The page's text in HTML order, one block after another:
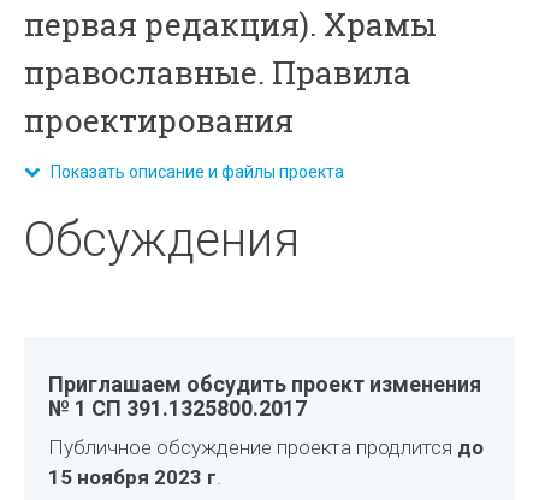
первая редакция). Храмы
православные. Правила
проектирования
Показать описание и файлы проекта
Обсуждения
Приглашаем обсудить проект изменения
№ 1 СП 391.1325800.2017
Публичное обсуждение проекта продлится до
15 ноября 2023 г.